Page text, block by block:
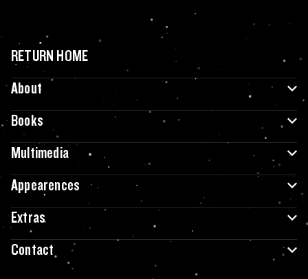
RETURN HOME
About
Books
Multimedia
Appearences
Extras
Contact